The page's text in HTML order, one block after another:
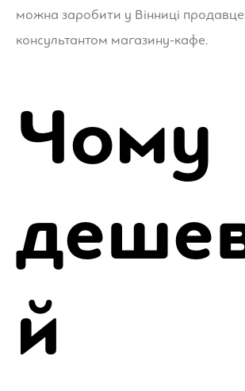
можна заробити у Вінниці
консультантом магазину-кафе.
Чому
й